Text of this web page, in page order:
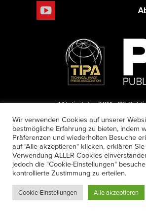
PF
Mitglied der TIPA
© 2026 PF Publishing GmbH.
reserved.
Nach oben
Mediadaten
Impressum
Anzeigensuche
Shop
Wir verwenden Cookies auf unserer
bestmögliche Erfahrung zu bieten, indem
Präferenzen und wiederholten Besuche
auf "Alle akzeptieren" klicken, erklären
Verwendung ALLER Cookies
jedoch die "Cookie-Einstellungen"
kontrollierte Zustimmung zu erteilen.
Cookie-Einstellungen Alle akzeptieren